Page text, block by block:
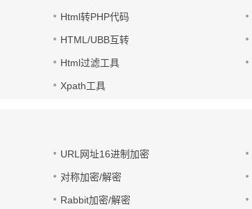
Html转PHP代码
HTML/UBB互转
Html过滤工具
Xpath工具
URL网址16进制加密
对称加密/解密
Rabbit加密/解密